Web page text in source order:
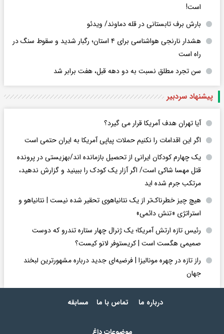
است!
بارش برف تابستانی در قله دماوند/ ویدئو
هشدار نارنجی هواشناسی برای ۴ استان؛ رگبار شدید و سقوط سنگ در
راه است
سن تجرد مطلق نسبت به دو دهه قبل، هفت برابر شد
پیشنهاد سردبیر
آیا تهران هدف آمریکا قرار می گیرد؟
اگر این اقدامات را نکنیم حملات پیاپی آمریکا به ایران حتمی است
یک چهارم کودکان ایرانی از تحصیل بازمانده اند/بهزیستی در پرونده
قتل مهسا شاکی است/ اگر آزار یک کودک را ببینید و گزارش ندهید،
مرتکب جرم شده اید
هیچ چیز خطرناک‌تر از یک نتانیاهوی تحقیر شده نیست | نتانیاهو و
استراتژی «تنش دائمی»
رئیس تازه ارتش آمریکا؛ یک ژنرال چهار ستاره تندرو که دوست
صمیمی هگست است | کریستوفر لانو کیست؟
راز تازه در چهره مونالیزا | فرضیه‌ای جدید درباره مشهورترین لبخند
جهان
درباره ما تماس با ما مسابقه